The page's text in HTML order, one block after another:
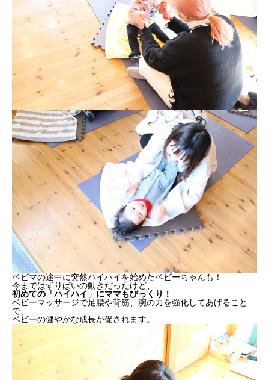
ベビマの途中に突然ハイハイを始めたベビーちゃんも！
今まではずりばいの動きだったけど、
初めての「ハイハイ」にママもびっくり！
ベビーマッサージで足腰や背筋、腕の力を強化してあげること
で、
ベビーの健やかな成長が促されます。